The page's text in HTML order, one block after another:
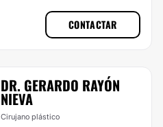
CONTACTAR
DR. GERARDO RAYÓN
NIEVA
Cirujano plástico